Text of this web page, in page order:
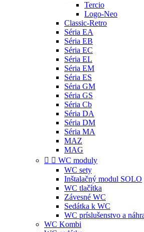
Tercio
Logo-Neo
Classic-Retro
Séria EA
Séria EB
Séria EC
Séria EL
Séria EM
Séria ES
Séria GM
Séria GS
Séria Cb
Séria DA
Séria DM
Séria MA
MAZ
MAG
  WC moduly
WC sety
Inštalačný modul SOLO
WC tlačítka
Závesné WC
Sedátka k WC
WC príslušenstvo a
WC Kombi